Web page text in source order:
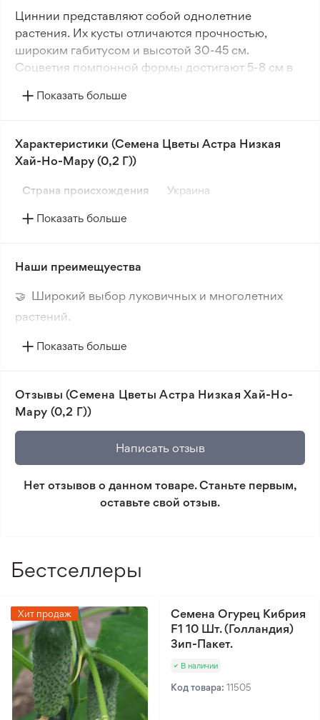
Циннии представляют собой однолетние
растения. Их кусты отличаются прочностью,
широким габитусом и высотой 30-45 см.
Соцветия помпонной формы достигают 5-8 см в
одном растении может сформироваться до 20
соцветий.
Циннии идеально подходят для декоративного
оформления клумб, рабаток и балконных ящиков.
Показать больше
Характеристики (Семена Цветы Астра Низкая
Хай-Но-Мару (0,2 Г))
Страна происхождения Украина
Показать больше
Наши преимещуества
🤝 Широкий выбор луковичных и многолетних
растений.
🔥 Новые сорта. Интересные новинки каждого
товара и реального растения.
🛡️ Защита покупок. Возврат средств за товар,
который не соответствует ожиданиям. Согласно
условиям возврата.
Минимальный заказ 300 грн.
Показать больше
Отзывы (Семена Цветы Астра Низкая Хай-Но-
Мару (0,2 Г))
Написать отзыв
Нет отзывов о данном товаре. Станьте первым,
оставьте свой отзыв.
Бестселлеры
Хит продаж
Семена Огурец Кибрия
F1 10 Шт. (Голландия)
Зип-Пакет.
В наличии
Код товара: 11505